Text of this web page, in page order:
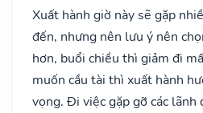
Xuất hành giờ này sẽ gặp
đến, nhưng nên lưu ý nên
hơn, buổi chiều thì giảm đi
muốn cầu tài thì xuất hành
vọng. Đi việc gặp gỡ các lãnh